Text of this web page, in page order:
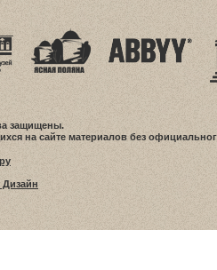
защищены.
на сайте материалов без
Дизайн